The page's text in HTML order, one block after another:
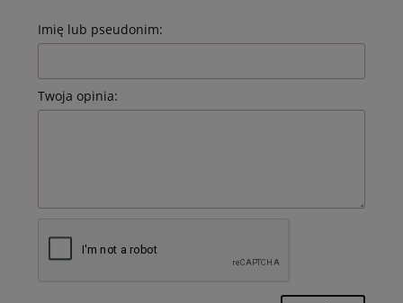
Imię lub pseudonim:
Twoja opinia: